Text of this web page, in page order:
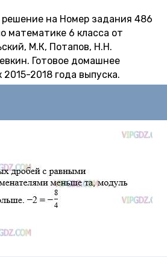
на Номер задания 486
математике 6 класса от
М.К, Потапов, Н.Н.
Готовое домашнее
2018 года выпуска.